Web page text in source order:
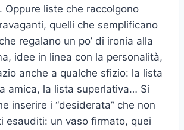
Oppure liste che raccolgono
quelli che semplificano
regalano un po’ di ironia alla
idee in linea con la personalità,
anche a qualche sfizio: la lista
amica, la lista superlativa… Si
inserire i “desiderata” che non
esauditi: un vaso firmato, quei